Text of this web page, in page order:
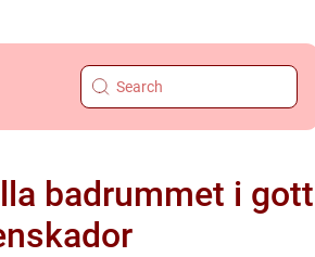
badrummet i gott